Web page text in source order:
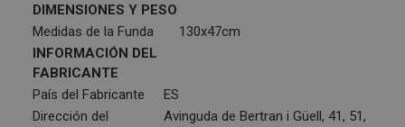
DIMENSIONES Y PESO
Medidas de la Funda
130x47cm
INFORMACIÓN DEL
FABRICANTE
País del Fabricante
ES
Dirección del
Avinguda de Bertran i Güell, 41, 51,